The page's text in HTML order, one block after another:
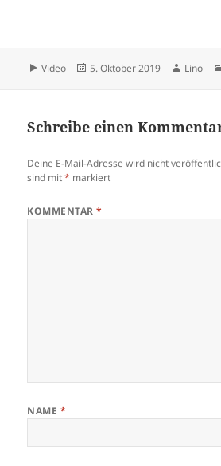
Die Fachzeitschrift «Scientific
leiden unter starker sozialer
Stigmatisierung. Zusätzlich
Format
Video
Veröffentlicht
5. Oktober 2019 Autor
Lino
Schreibe einen
Deine E-Mail-Adresse wird nicht
sind mit* markiert
KOMMENTAR*
NAME *